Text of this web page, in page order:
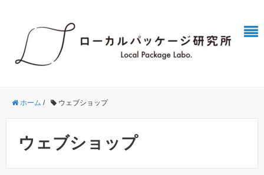
ホーム / ウェブショップ
ウェブショップ